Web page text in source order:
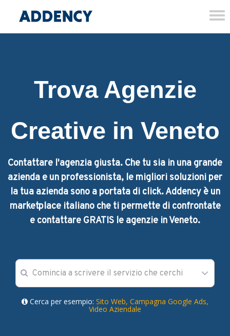
Trova Agenzie
Creative in Veneto
Contattare l'agenzia giusta. Che tu sia in una grande
azienda e un professionista, le migliori soluzioni per
la tua azienda sono a portata di click. Addency è un
marketplace italiano che ti permette di confrontate
e contattare GRATIS le agenzie in Veneto.
Cerca per esempio: Sito Web, Campagna Google Ads,
Video Aziendale